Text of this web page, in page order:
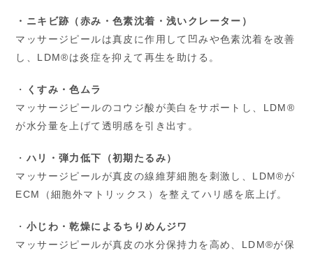
・ニキビ跡（赤み・色素沈着・浅いクレーター）
マッサージピールは真皮に作用して凹みや色素沈着を改善
し、LDM®は炎症を抑えて再生を助ける。
・
くすみ・色ムラ
マッサージピールのコウジ酸が美白をサポートし、LDM®
が水分量を上げて透明感を引き出す。
・ ハリ・弾力低下（初期たるみ）
マッサージピールが真皮の線維芽細胞を刺激し、LDM®が
ECM（細胞外マトリックス）を整えてハリ感を底上げ。
・ 小じわ・乾燥によるちりめんジワ
マッサージピールが真皮の水分保持力を高め、LDM®が保